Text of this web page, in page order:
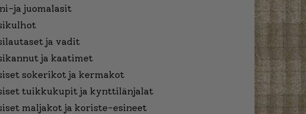
ja juomalasit
ja vadit
ja kaatimet
sokerikot ja kermakot
tuikkukupit ja kynttilänjalat
maljakot ja koriste-esineet